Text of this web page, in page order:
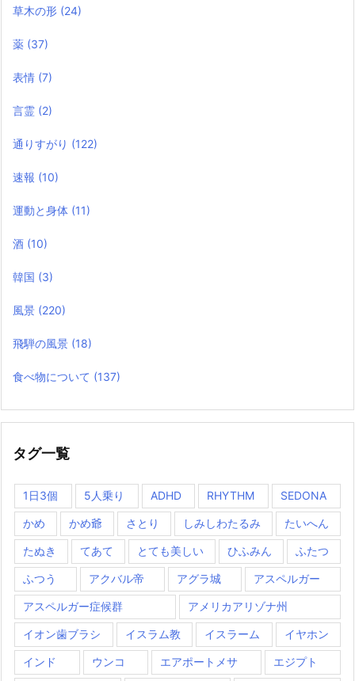
草木の形 (24)
薬 (37)
表情 (7)
言霊 (2)
通りすがり (122)
速報 (10)
運動と身体 (11)
酒 (10)
韓国 (3)
風景 (220)
飛騨の風景 (18)
食べ物について (137)
タグ一覧
1日3個 5人乗り ADHD RHYTHM SEDONA
かめ かめ爺 さとり しみしわたるみ たいへん
たぬき てあて とても美しい ひふみん ふたつ
ふつう アクバル帝 アグラ城 アスペルガー
アスペルガー症候群 アメリカアリゾナ州
イオン歯ブラシ イスラム教 イスラーム イヤホン
インド ウンコ エアポートメサ エジプト